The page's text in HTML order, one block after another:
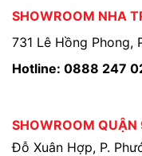
SHOWROOM NHA
731 Lê Hồng Phong,
Hotline: 0888 247
SHOWROOM QUẬN
Đỗ Xuân Hợp, P.